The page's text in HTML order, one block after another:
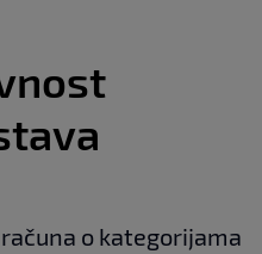
o kategorijama